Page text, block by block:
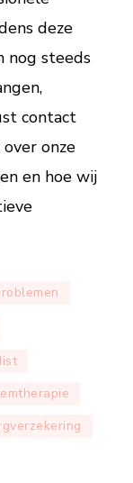
deze
nog steeds
contact
onze
en hoe wij